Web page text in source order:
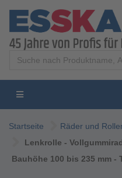
Startseite Räder und
Lenkrolle -
Bauhöhe 100 bis 235 mm -